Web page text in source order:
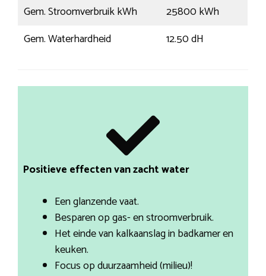
Gem. Stroomverbruik kWh
25800 kWh
Gem. Waterhardheid
12.50 dH
Positieve effecten van zacht water
Een glanzende vaat.
Besparen op gas- en stroomverbruik.
Het einde van kalkaanslag in badkamer en
keuken.
Focus op duurzaamheid (milieu)!